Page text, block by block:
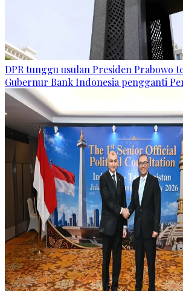
DPR tunggu usulan Presiden Prabowo
Gubernur Bank Indonesia pengganti